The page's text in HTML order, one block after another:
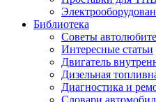
Библиотека
Советы
Интересные статьи
Двигатель
Дизельная
Диагностика и
Словари